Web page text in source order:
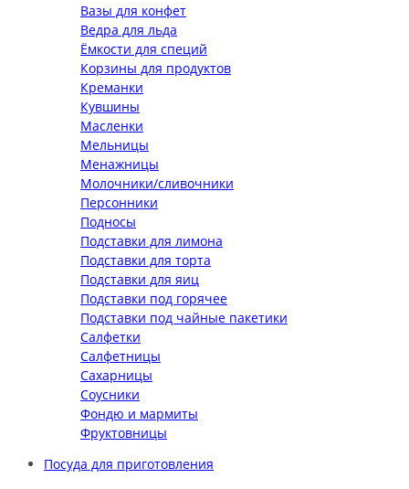
Вазы для конфет
Ведра для льда
Ёмкости для специй
Корзины для продуктов
Креманки
Кувшины
Масленки
Мельницы
Менажницы
Молочники/сливочники
Персонники
Подносы
Подставки для лимона
Подставки для торта
Подставки для яиц
Подставки под горячее
Подставки под чайные пакетики
Салфетки
Салфетницы
Сахарницы
Соусники
Фондю и мармиты
Фруктовницы
Посуда для приготовления